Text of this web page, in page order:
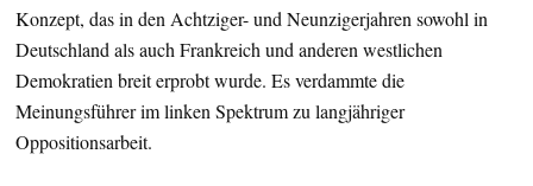
Konzept, das in den Achtziger- und Neunzigerjahren sowohl in
Deutschland als auch Frankreich und anderen westlichen
Demokratien breit erprobt wurde. Es verdammte die
Meinungsführer im linken Spektrum zu langjähriger
Oppositionsarbeit.